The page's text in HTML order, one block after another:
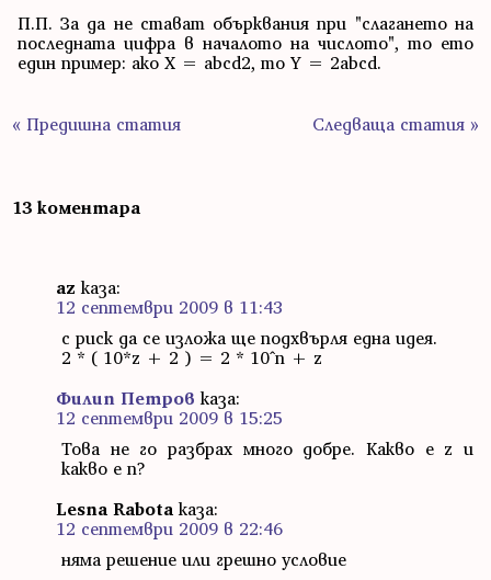
П.П. За да не стават обърквания при "слагането на
последната цифра в началото на числото", то ето
един пример: ако X = abcd2, то Y = 2abcd.
« Предишна статия Следваща статия »
13 коментара
az каза:
12 септември 2009 в 11:43
с риск да се изложа ще подхвърля една идея.
2 * ( 10*z + 2 ) = 2 * 10^n + z
Филип Петров каза:
12 септември 2009 в 15:25
Това не го разбрах много добре. Какво е z и
какво е n?
Lesna Rabota каза:
12 септември 2009 в 22:46
няма решение или грешно условие